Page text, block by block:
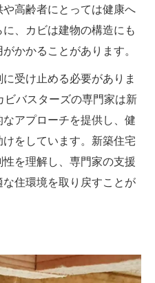
高齢者にとっては健康へ
、カビは建物の構造にも
かかることがあります。
受け止める必要がありま
バスターズの専門家は新
アプローチを提供し、健
をしています。新築住宅
を理解し、専門家の支援
住環境を取り戻すことが